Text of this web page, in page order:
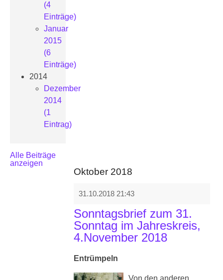
(4
Einträge)
Januar
2015
(6
Einträge)
2014
Dezember
2014
(1
Eintrag)
Alle Beiträge
anzeigen
Oktober 2018
31.10.2018 21:43
Sonntagsbrief zum 31.
Sonntag im Jahreskreis,
4.November 2018
Entrümpeln